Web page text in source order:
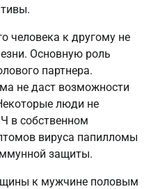
человека к другому не
Основную роль
партнера.
не даст возможности
люди не
в собственном
вируса папилломы
защиты.